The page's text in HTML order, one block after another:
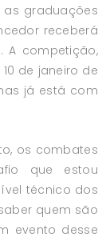
as graduações
receberá
A competição,
de janeiro de
já está com
os combates
que estou
técnico dos
quem são
evento desse